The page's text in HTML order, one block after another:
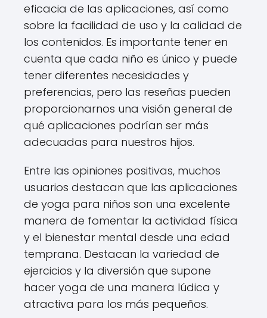
eficacia de las aplicaciones, así como
sobre la facilidad de uso y la calidad de
los contenidos. Es importante tener en
cuenta que cada niño es único y puede
tener diferentes necesidades y
preferencias, pero las reseñas pueden
proporcionarnos una visión general de
qué aplicaciones podrían ser más
adecuadas para nuestros hijos.
Entre las opiniones positivas, muchos
usuarios destacan que las aplicaciones
de yoga para niños son una excelente
manera de fomentar la actividad física
y el bienestar mental desde una edad
temprana. Destacan la variedad de
ejercicios y la diversión que supone
hacer yoga de una manera lúdica y
atractiva para los más pequeños.